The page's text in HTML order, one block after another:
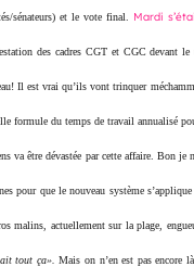
sénateurs) et le vote final. Mardi
des cadres CGT et CGC devant
Il est vrai qu’ils vont trinquer
formule du temps de travail annualisé
va être dévastée par cette affaire. Bon
pour que le nouveau système
malins, actuellement sur la plage,
tout ça».Mais on n’en est pas encore